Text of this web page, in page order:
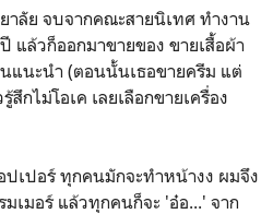
าลัย จบจากคณะสายนิเทศ ทำงาน
แล้วก็ออกมาขายของ ขายเสื้อผ้า
แนะนำ (ตอนนั้นเธอขายครีม แต่
กไม่โอเค เลยเลือกขายเครื่อง
ปเปอร์ ทุกคนมักจะทำหน้างง ผมจึง
เมอร์ แล้วทุกคนก็จะ 'อ๋อ...' จาก